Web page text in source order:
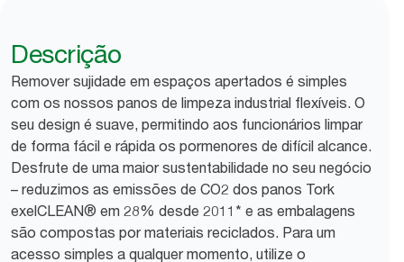
Descrição
Remover sujidade em espaços apertados é simples
com os nossos panos de limpeza industrial flexíveis. O
seu design é suave, permitindo aos funcionários limpar
de forma fácil e rápida os pormenores de difícil alcance.
Desfrute de uma maior sustentabilidade no seu negócio
– reduzimos as emissões de CO2 dos panos Tork
exelCLEAN® em 28% desde 2011* e as embalagens
são compostas por materiais reciclados. Para um
acesso simples a qualquer momento, utilize o